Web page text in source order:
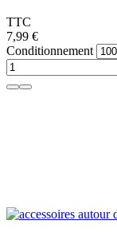
TTC
7,99 €
Conditionnement